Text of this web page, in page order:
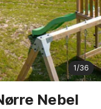
1/36
Nebel